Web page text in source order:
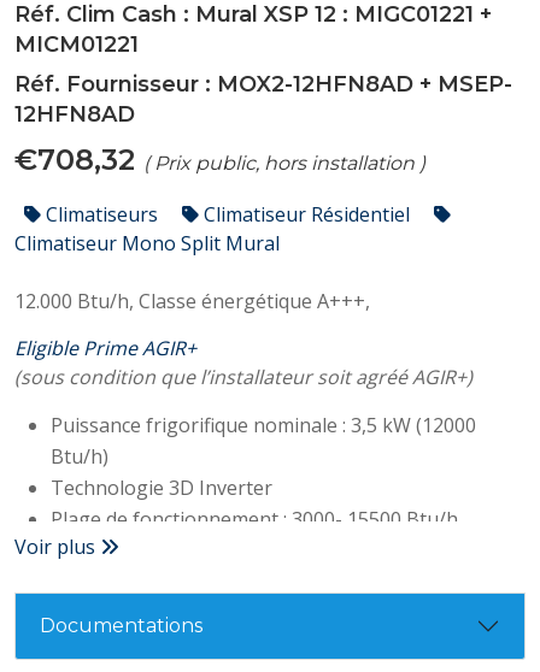
Réf. Clim Cash : Mural XSP 12 : MIGC01221 +
MICM01221
Réf. Fournisseur : MOX2-12HFN8AD + MSEP-
12HFN8AD
€708,32 ( Prix public, hors installation )
Climatiseurs
Climatiseur Résidentiel
Climatiseur Mono Split Mural
12.000 Btu/h, Classe énergétique A+++,
Eligible Prime AGIR+
(sous condition que l’installateur soit agréé AGIR+)
Puissance frigorifique nominale : 3,5 kW (12000
Btu/h)
Technologie 3D Inverter
Plage de fonctionnement : 3000- 15500 Btu/h
Classe A+++
Conso électrique : 900 W
Voir plus
Documentations